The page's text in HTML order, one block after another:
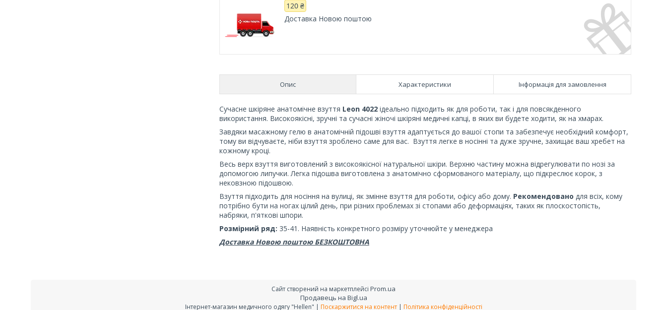
120 ₴
Доставка Новою поштою
Опис Характеристики Інформація для замовлення
Сучасне шкіряне анатомічне взуття Leon 4022 ідеально підходить як для роботи, так і для повсякденного
використання. Високоякісні, зручні та сучасні жіночі шкіряні медичні капці, в яких ви будете ходити, як на хмарах.
Завдяки масажному гелю в анатомічній підошві взуття адаптується до вашої стопи та забезпечує необхідний комфорт,
тому ви відчуваєте, ніби взуття зроблено саме для вас. Взуття легке в носінні та дуже зручне, захищає ваш хребет на
кожному кроці.
Весь верх взуття виготовлений з високоякісної натуральної шкіри. Верхню частину можна відрегулювати по нозі за
допомогою липучки. Легка підошва виготовлена ​​з анатомічно сформованого матеріалу, що підкреслює корок, з
нековзною підошвою.
Взуття підходить для носіння на вулиці, як змінне взуття для роботи, офісу або дому. Рекомендовано для всіх, кому
потрібно бути на ногах цілий день, при різних проблемах зі стопами або деформаціях, таких як плоскостопість,
набряки, п'яткові шпори.
Розмірний ряд: 35-41. Наявність конкретного розміру уточнюйте у менеджера
Доставка Новою поштою БЕЗКОШТОВНА
Сайт створений на маркетплейсі Prom.ua
Продавець на Bigl.ua
Інтернет-магазин медичного одягу "Hellen" | Поскаржитися на контент | Політика конфіденційності